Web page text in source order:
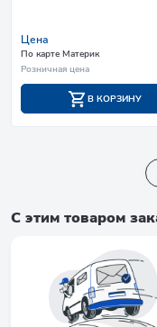
Цена
По карте Материк
Розничная цена
В КОРЗИНУ
С этим товаром